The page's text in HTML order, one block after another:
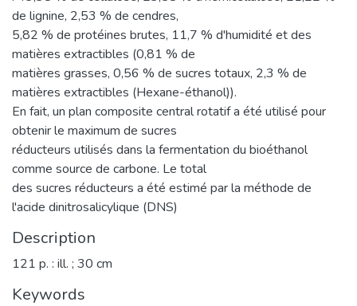
de lignine, 2,53 % de cendres,
5,82 % de protéines brutes, 11,7 % d'humidité et des
matières extractibles (0,81 % de
matières grasses, 0,56 % de sucres totaux, 2,3 % de
matières extractibles (Hexane-éthanol)).
En fait, un plan composite central rotatif a été utilisé pour
obtenir le maximum de sucres
réducteurs utilisés dans la fermentation du bioéthanol
comme source de carbone. Le total
des sucres réducteurs a été estimé par la méthode de
l'acide dinitrosalicylique (DNS)
Description
121 p. : ill. ; 30 cm
Keywords